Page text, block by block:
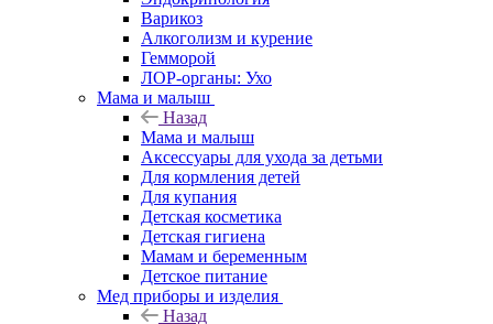
Варикоз
Алкоголизм и курение
Гемморой
ЛОР-органы: Ухо
Мама и малыш
Назад
Мама и малыш
Аксессуары для ухода за детьми
Для кормления детей
Для купания
Детская косметика
Детская гигиена
Мамам и беременным
Детское питание
Мед приборы и изделия
Назад